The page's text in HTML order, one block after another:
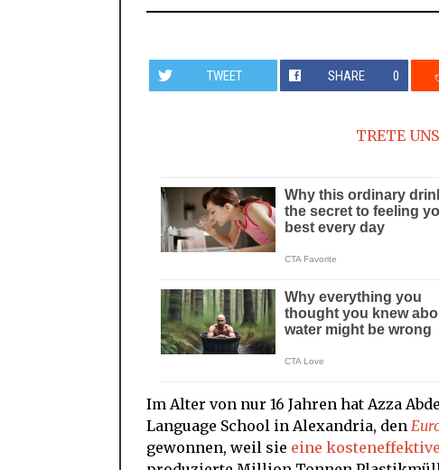
TWEET SHARE 0
TRETE
Im Alter von nur 16 Jahren hat Azza
Language School in Alexandria, den
gewonnen, weil sie eine